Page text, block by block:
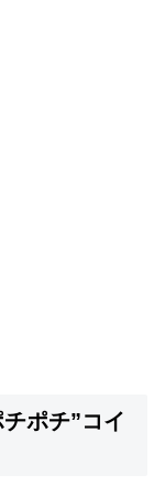
ポチ”コイ